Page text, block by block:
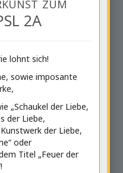
2A
lohnt sich!
sowie imposante
„Schaukel der Liebe,
der Liebe,
der Liebe,
oder
Titel „Feuer der